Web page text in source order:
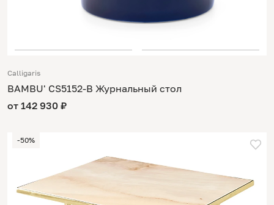
Calligaris
BAMBU' CS5152-B Журнальный стол
от 142 930 ₽
-50%